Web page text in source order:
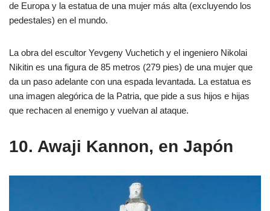
de Europa y la estatua de una mujer más alta (excluyendo los
pedestales) en el mundo.
La obra del escultor Yevgeny Vuchetich y el ingeniero Nikolai
Nikitin es una figura de 85 metros (279 pies) de una mujer que
da un paso adelante con una espada levantada. La estatua es
una imagen alegórica de la Patria, que pide a sus hijos e hijas
que rechacen al enemigo y vuelvan al ataque.
10. Awaji Kannon, en Japón